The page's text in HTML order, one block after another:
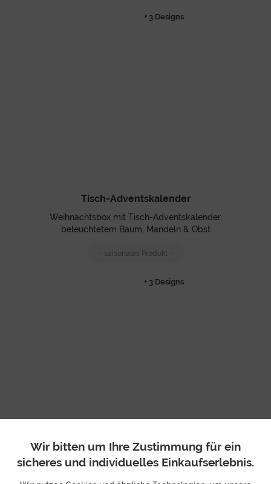
+ 3 Designs
Tisch-Adventskalender
Weihnachtsbox mit Tisch-Adventskalender,
beleuchtetem Baum, Mandeln & Obst
- saisonales Produkt -
+ 3 Designs
Nikolaus
Wir bitten um Ihre Zustimmung für ein
sicheres und individuelles Einkaufserlebnis.